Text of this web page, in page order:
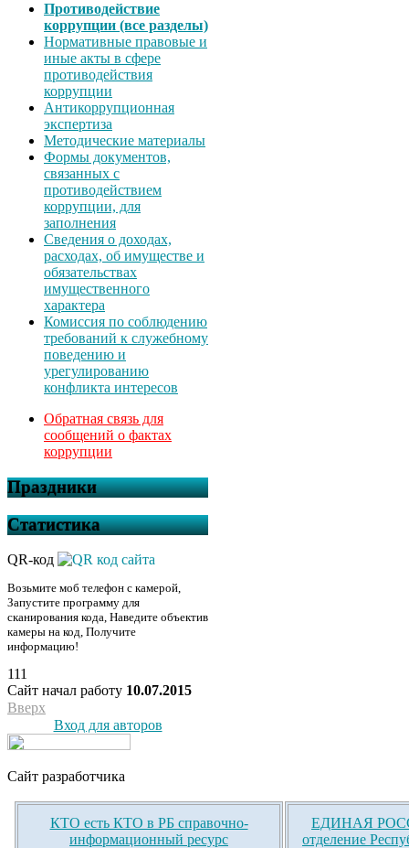
Противодействие
коррупции (все разделы)
Нормативные правовые и
иные акты в сфере
противодействия
коррупции
Антикоррупционная
экспертиза
Методические материалы
Формы документов,
связанных с
противодействием
коррупции, для
заполнения
Сведения о доходах,
расходах, об имуществе и
обязательствах
имущественного
характера
Комиссия по соблюдению
требований к служебному
поведению и
урегулированию
конфликта интересов
Обратная связь для
сообщений о фактах
коррупции
Праздники
Статистика
QR-код
Возьмите моб телефон с камерой,
Запустите программу для
сканирования кода, Наведите объектив
камеры на код, Получите
информацию!
111
Сайт начал работу 10.07.2015
Вверх
Вход для авторов
Сайт разработчика
КТО есть КТО в РБ справочно-
информационный ресурс
ЕДИНАЯ
отделение